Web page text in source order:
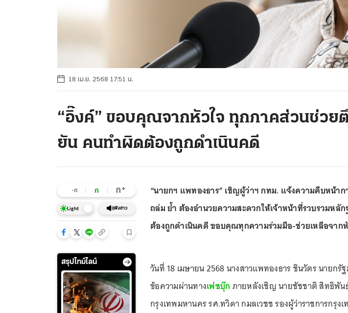
18 เม.ย. 2568 17:51 น.
“อิ๊งค์” ขอบคุณจากหัวใจ ทุกภาคส่วนช่วย
ยัน คนทำผิดต้องถูกดำเนินคดี
-ก ก ก+
Light ฟังข่าว
สรุปไทม์ไลน์
“นายกฯ แพทองธาร” เชิญผู้ว่าฯ กทม. แจ้งความคืบหน้า
ถล่ม ย้ำ ต้องอำนวยความสะดวกให้เจ้าหน้าที่รวบรวมหลั
ต้องถูกดำเนินคดี ขอบคุณทุกความร่วมมือ-ช่วยเหลือจาก
วันที่ 18 เมษายน 2568 นางสาวแพทองธาร ชินวัตร นายกรั
ข้อความผ่านทางเฟซบุ๊ก ภายหลังเชิญ นายชัชชาติ สิทธิพัน
กรุงเทพมหานคร รศ.ทวิดา กมลเวชช รองผู้ว่าราชการกรุง